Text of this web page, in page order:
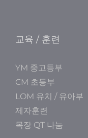
교육 / 훈련
YM 중고등부
CM 초등부
LOM 유치 / 유아부
제자훈련
목장 QT 나눔